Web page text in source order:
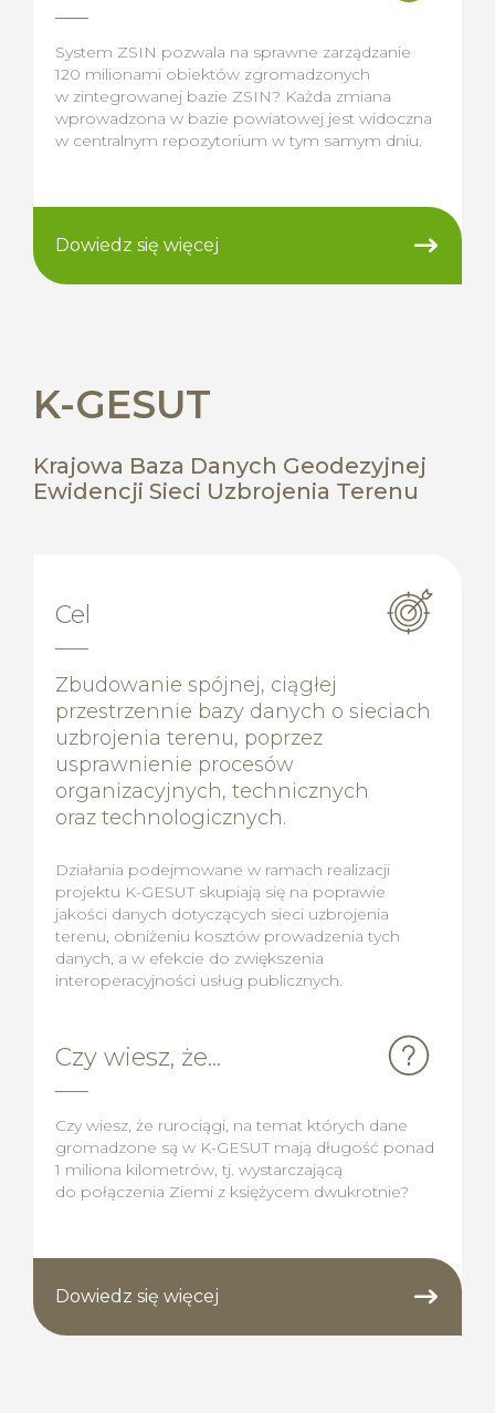
System ZSIN pozwala na sprawne zarządzanie
120 milionami obiektów zgromadzonych
w zintegrowanej bazie ZSIN? Każda zmiana
wprowadzona w bazie powiatowej jest widoczna
w centralnym repozytorium w tym samym dniu.
Dowiedz się więcej
K-GESUT
Krajowa Baza Danych Geodezyjnej
Ewidencji Sieci Uzbrojenia Terenu
Cel
Zbudowanie spójnej, ciągłej
przestrzennie bazy danych o sieciach
uzbrojenia terenu, poprzez
usprawnienie procesów
organizacyjnych, technicznych
oraz technologicznych.
Działania podejmowane w ramach realizacji
projektu K-GESUT skupiają się na poprawie
jakości danych dotyczących sieci uzbrojenia
terenu, obniżeniu kosztów prowadzenia tych
danych, a w efekcie do zwiększenia
interoperacyjności usług publicznych.
Czy wiesz, że...
Czy wiesz, że rurociągi, na temat których dane
gromadzone są w K-GESUT mają długość ponad
1 miliona kilometrów, tj. wystarczającą
do połączenia Ziemi z księżycem dwukrotnie?
Dowiedz się więcej